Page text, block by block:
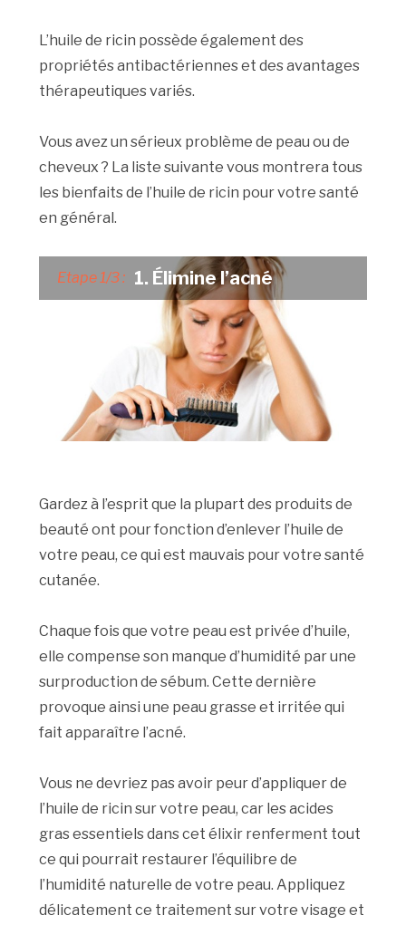
L’huile de ricin possède également des
propriétés antibactériennes et des avantages
thérapeutiques variés.
Vous avez un sérieux problème de peau ou de
cheveux ? La liste suivante vous montrera tous
les bienfaits de l’huile de ricin pour votre santé
en général.
Etape 1/3 : 1. Élimine l’acné
Gardez à l’esprit que la plupart des produits de
beauté ont pour fonction d’enlever l’huile de
votre peau, ce qui est mauvais pour votre santé
cutanée.
Chaque fois que votre peau est privée d’huile,
elle compense son manque d’humidité par une
surproduction de sébum. Cette dernière
provoque ainsi une peau grasse et irritée qui
fait apparaître l’acné.
Vous ne devriez pas avoir peur d’appliquer de
l’huile de ricin sur votre peau, car les acides
gras essentiels dans cet élixir renferment tout
ce qui pourrait restaurer l’équilibre de
l’humidité naturelle de votre peau. Appliquez
délicatement ce traitement sur votre visage et